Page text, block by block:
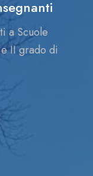
a Scuole
II grado di